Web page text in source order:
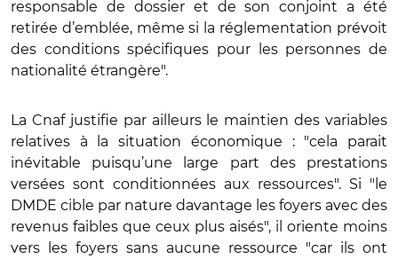
responsable de dossier et de son conjoint a été
retirée d’emblée, même si la réglementation prévoit
des conditions spécifiques pour les personnes de
nationalité étrangère".
La Cnaf justifie par ailleurs le maintien des variables
relatives à la situation économique : "cela parait
inévitable puisqu’une large part des prestations
versées sont conditionnées aux ressources". Si "le
DMDE cible par nature davantage les foyers avec des
revenus faibles que ceux plus aisés", il oriente moins
vers les foyers sans aucune ressource "car ils ont